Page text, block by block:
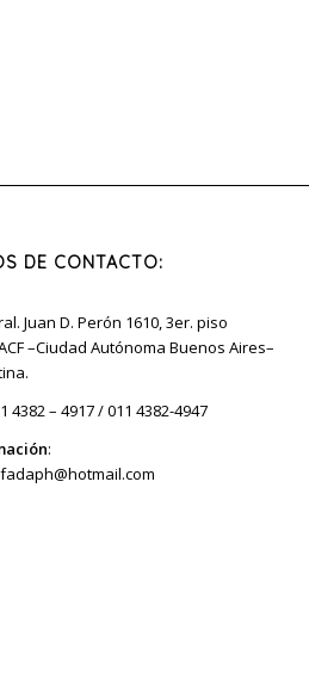
DE CONTACTO:
Juan D. Perón 1610, 3er. piso
–Ciudad Autónoma Buenos Aires–
4382 – 4917 / 011 4382-4947
:
fadaph@hotmail.com